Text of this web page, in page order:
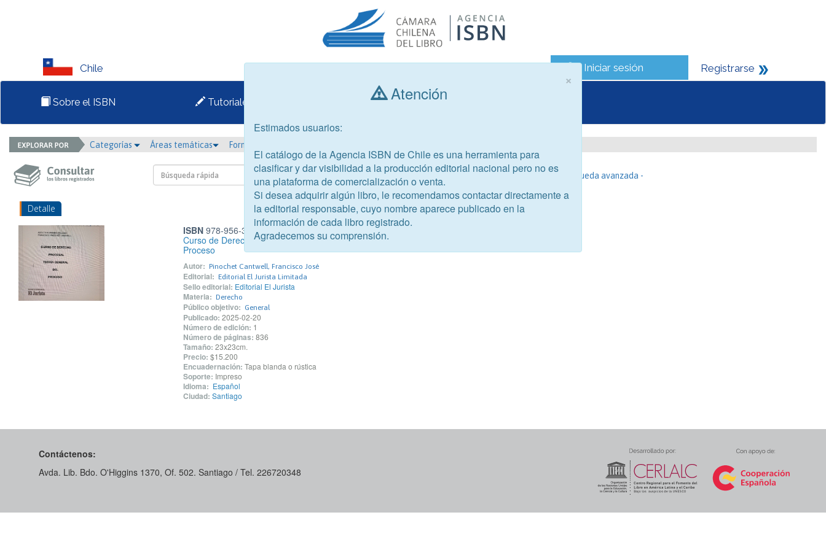
Chile Iniciar sesión Registrarse
Sobre el ISBN Tutoriales Consultar libros
Categorías Áreas temáticas Formato
- Búsqueda avanzada -
Detalle
ISBN978-956-367-138-4
Curso de Derecho Procesal Civil. Teoría general del
Proceso
Autor: Pinochet Cantwell, Francisco José
Editorial: Editorial El Jurista Limitada
Sello editorial: Editorial El Jurista
Materia: Derecho
Público objetivo: General
Publicado: 2025-02-20
Número de edición: 1
Número de páginas: 836
Tamaño: 23x23cm.
Precio: $15.200
Encuadernación: Tapa blanda o rústica
Soporte: Impreso
Idioma: Español
Ciudad: Santiago
Contáctenos:
Avda. Lib. Bdo. O'Higgins 1370, Of. 502. Santiago / Tel. 226720348
×
Atención
Estimados usuarios:
El catálogo de la Agencia ISBN de Chile es una herramienta para
clasificar y dar visibilidad a la producción editorial nacional pero no es
una plataforma de comercialización o venta.
Si desea adquirir algún libro, le recomendamos contactar directamente a
la editorial responsable, cuyo nombre aparece publicado en la
información de cada libro registrado.
Agradecemos su comprensión.